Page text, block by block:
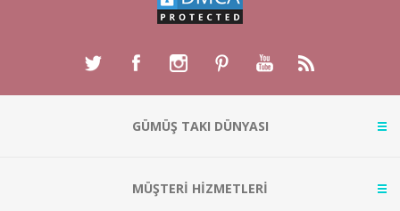
GÜMÜŞ TAKI DÜNYASI
MÜŞTERİ HİZMETLERİ